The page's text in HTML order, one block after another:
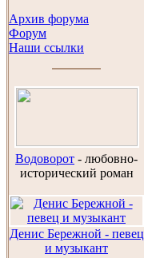
Архив форума
Форум
Наши ссылки
Водоворот - любовно-
исторический роман
Денис Бережной - певец
и музыкант